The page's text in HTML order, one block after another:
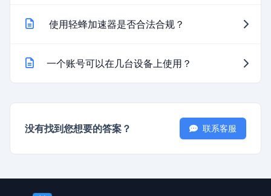
使用轻蜂加速器是否合法合规？
一个账号可以在几台设备上使用？
没有找到您想要的答案？ 联系客服